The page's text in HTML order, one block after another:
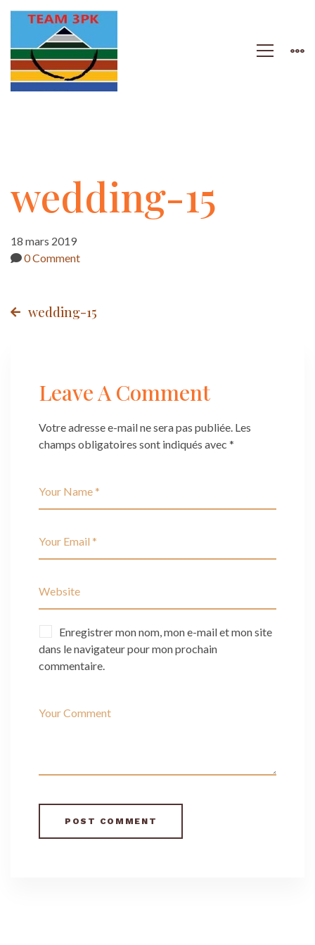
wedding-
15
wedding-15
18 mars 2019
0 Comment
Post
wedding-15
Leave A Comment
Votre adresse e-mail ne sera pas publiée. Les
champs obligatoires sont indiqués avec *
Enregistrer mon nom, mon e-mail et mon site
dans le navigateur pour mon prochain
commentaire.